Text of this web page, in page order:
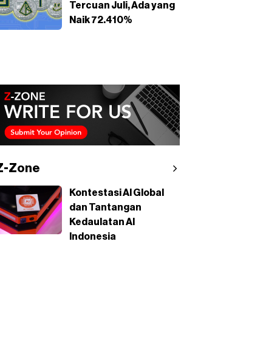
Tercuan Juli, Ada yang
Naik 72.410%
Zone
Kontestasi AI Global
dan Tantangan
Kedaulatan AI
Indonesia